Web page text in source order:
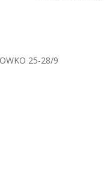
25-28/9